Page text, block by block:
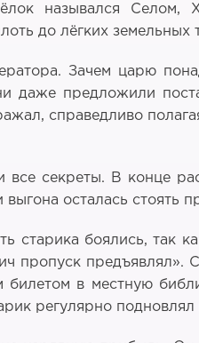
назывался
до лёгких земельных
Зачем царю
даже предложили
справедливо
секреты. В конце
осталась стоять
боялись, так
пропуск предъявлял».
билетом в местную
регулярно